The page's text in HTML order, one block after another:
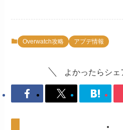
Overwatch攻略 アプデ情報
よかったらシェ